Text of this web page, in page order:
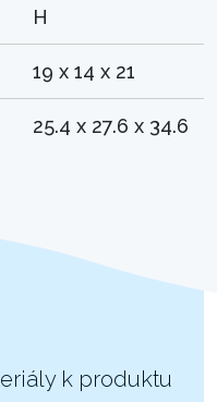
H
19 x 14 x 21
25.4 x 27.6 x 34.6
k produktu